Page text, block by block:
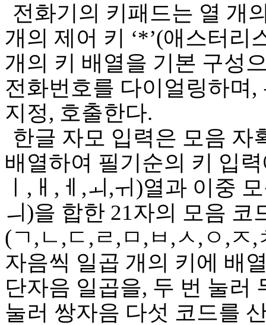
전화기의 키패드는 열 개
개의 제어 키 ‘*’(애스터리
개의 키 배열을 기본 구성
전화번호를 다이얼링하며 ,
지정, 호출한다.
한글 자모 입력은 모음 자
배열하여 필기순의 키 입
, ㅐ , ㅔ ,ㅚ ,ㅟ )열과 이중
ㅢ )을 합한 21자의 모음 코
(ㄱ , ㄴ,ㄷ , ㄹ , ㅁ , ㅂ ,ㅅ, ㅇ ,ㅈ,
자음씩 일곱 개의 키에 배
단자음 일곱을, 두 번 눌러
눌러 쌍자음 다섯 코드를